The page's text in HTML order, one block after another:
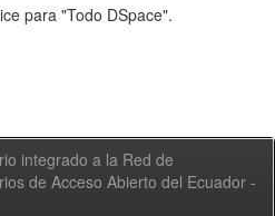
para "Todo DSpace".
integrado a la Red de
de Acceso Abierto del Ecuador -